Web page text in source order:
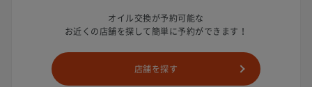
オイル交換が予約可能な
お近くの店舗を探して簡単に予約ができます！
店舗を探す